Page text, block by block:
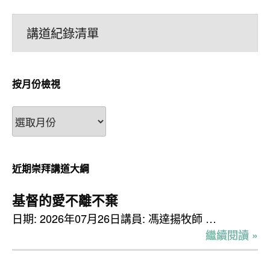
講道紀錄清單
按月份檢視
按
月
檢
視
近期崇拜講道大綱
基督的愛不離不棄
日期: 2026年07月26日講員: 馮達揚牧師 …
繼續閱讀 »